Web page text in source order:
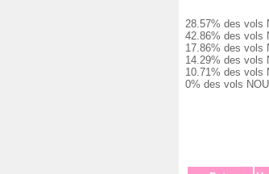
28.57% des vols
42.86% des vols
17.86% des vols
14.29% des vols
10.71% des vols
0% des vols